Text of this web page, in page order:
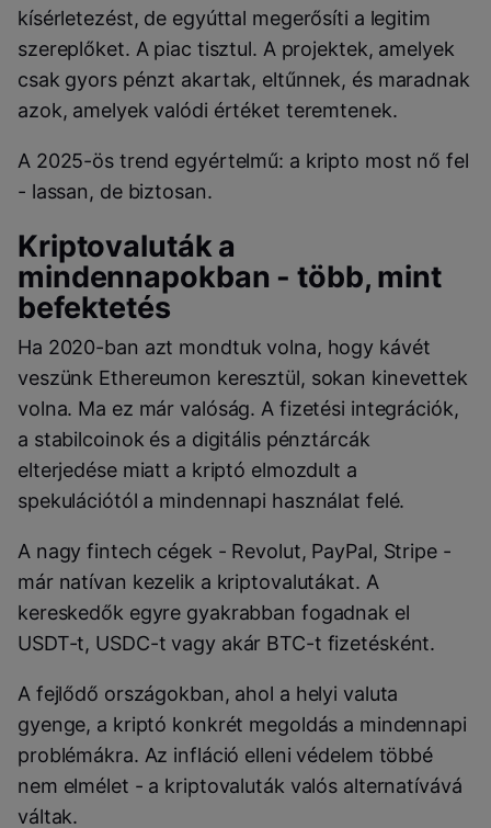
kísérletezést, de egyúttal megerősíti a legitim
szereplőket. A piac tisztul. A projektek, amelyek
csak gyors pénzt akartak, eltűnnek, és maradnak
azok, amelyek valódi értéket teremtenek.
A 2025-ös trend egyértelmű: a kripto most nő fel
- lassan, de biztosan.
Kriptovaluták a
mindennapokban - több, mint
befektetés
Ha 2020-ban azt mondtuk volna, hogy kávét
veszünk Ethereumon keresztül, sokan kinevettek
volna. Ma ez már valóság. A fizetési integrációk,
a stabilcoinok és a digitális pénztárcák
elterjedése miatt a kriptó elmozdult a
spekulációtól a mindennapi használat felé.
A nagy fintech cégek - Revolut, PayPal, Stripe -
már natívan kezelik a kriptovalutákat. A
kereskedők egyre gyakrabban fogadnak el
USDT-t, USDC-t vagy akár BTC-t fizetésként.
A fejlődő országokban, ahol a helyi valuta
gyenge, a kriptó konkrét megoldás a mindennapi
problémákra. Az infláció elleni védelem többé
nem elmélet - a kriptovaluták valós alternatívává
váltak.